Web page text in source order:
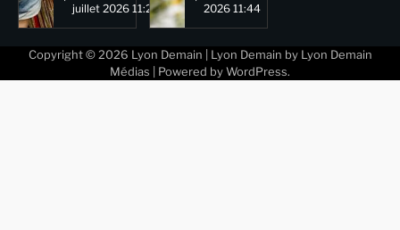
juillet 2026 11:29
2026 11:44
Copyright © 2026 Lyon Demain | Lyon Demain by Lyon Demain
Médias | Powered by WordPress.